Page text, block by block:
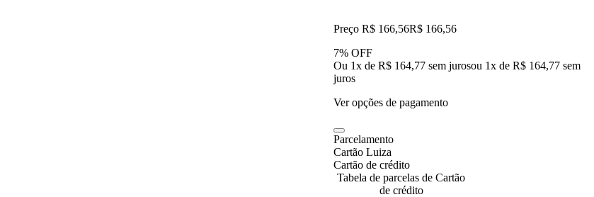
Preço R$ 166,56R$ 166,56
7% OFF
Ou 1x de R$ 164,77 sem jurosou 1x de R$ 164,77 sem
juros
Ver opções de pagamento
Parcelamento
Cartão Luiza
Cartão de crédito
Tabela de parcelas de Cartão
de crédito